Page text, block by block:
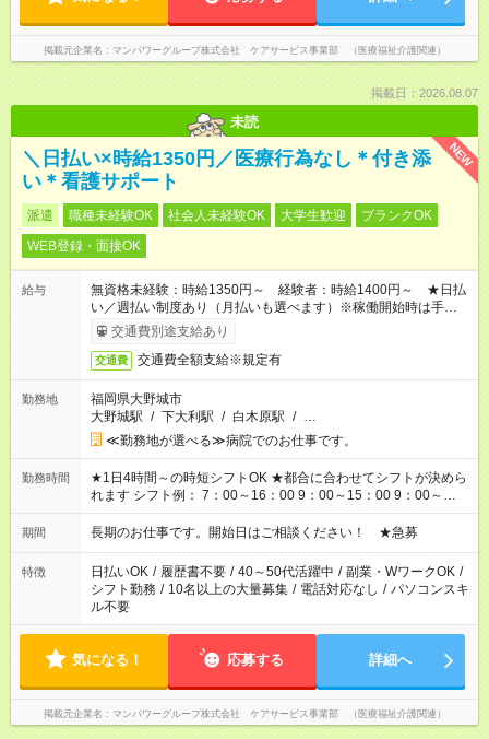
掲載元企業名 マンパワーグループ株式会社 ケアサービス事業部 （医療福祉介護関連）
掲載日：2026.08.07
未読
NEW
＼日払い×時給1350円／医療行為なし＊付き添
い＊看護サポート
派遣 職種未経験OK 社会人未経験OK 大学生歓迎
ブランクOK
WEB登録・面接OK
給与
無資格未経験：時給1350円～ 経験者：時給1400円～ ★日払
い／週払い制度あり（月払いも選べます）※稼働開始時は手続き
完了次第のお支払いとなります。
交通費別途支給あり
交通費 交通費全額支給※規定有
勤務地
福岡県大野城市
大野城駅 / 下大利駅 / 白木原駅 / …
≪勤務地が選べる≫病院でのお仕事です。
勤務時間
★1日4時間～の時短シフトOK ★都合に合わせてシフトが決めら
れます シフト例： 7：00～16：00 9：00～15：00 9：00～
18：00 11：00～20：00 など ※Wワークの場合、他のお仕事と
合わせ週40時間超の就業はご案内できません ※法令に基づき、
派遣法（日雇い派遣の原則禁止）により、短時間・短期間の就
業はご案内が難しい場合があります
期間 長期のお仕事です。開始日はご相談ください！ ★急募
特徴 日払いOK / 履歴書不要 / 40～50代活躍中 / 副業・WワークOK /
シフト勤務 / 10名以上の大量募集 / 電話対応なし / パソコンスキ
ル不要
気になる！ 応募する 詳細へ
掲載元企業名 マンパワーグループ株式会社 ケアサービス事業部 （医療福祉介護関連）